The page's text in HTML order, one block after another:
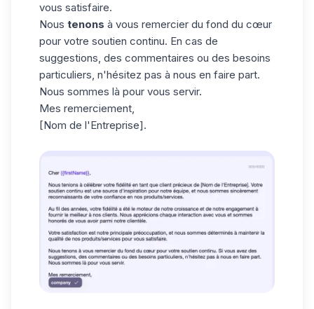
vous satisfaire.
Nous tenons à vous remercier du fond du cœur
pour votre soutien continu. En cas de
suggestions, des commentaires ou des besoins
particuliers, n'hésitez pas à nous en faire part.
Nous sommes là pour vous servir.
Mes remerciement,
[Nom de l'Entreprise].